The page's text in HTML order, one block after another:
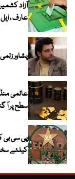
عارف ، ایل اے 28 میں پیپلز پارٹی
پشاور
عالمی
سطح پر آ
پی سی بی
کیلئے